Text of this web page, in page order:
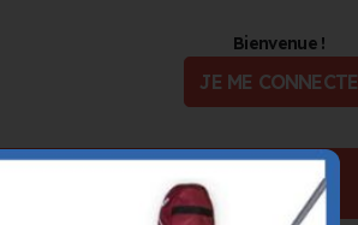
Bienvenue !
JE ME CONNECTE
Offres d'Emploi